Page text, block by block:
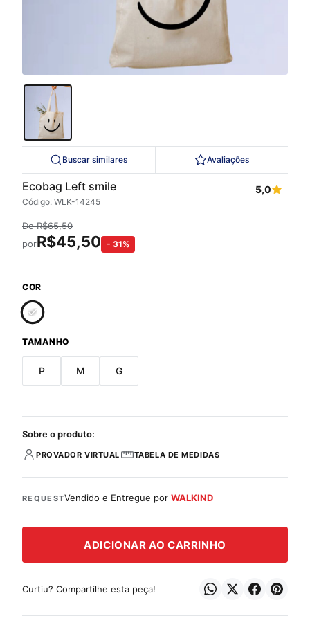
Buscar similares Avaliações
Ecobag Left smile
Código: WLK-14245
5,0
DeR$65,50
porR$45,50 - 31%
COR
TAMANHO
P M G
Sobre o produto:
PROVADOR VIRTUAL TABELA DE MEDIDAS
REQUESTVendido e Entregue porWALKIND
ADICIONAR AO CARRINHO
Curtiu? Compartilhe esta peça!